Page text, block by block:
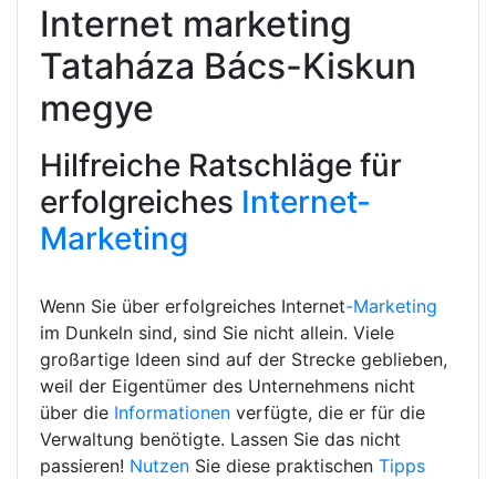
Internet marketing
Tataháza Bács-Kiskun
megye
Hilfreiche Ratschläge für
erfolgreiches Internet-
Marketing
Wenn Sie über erfolgreiches Internet-Marketing
im Dunkeln sind, sind Sie nicht allein. Viele
großartige Ideen sind auf der Strecke geblieben,
weil der Eigentümer des Unternehmens nicht
über die Informationen verfügte, die er für die
Verwaltung benötigte. Lassen Sie das nicht
passieren! Nutzen Sie diese praktischen Tipps